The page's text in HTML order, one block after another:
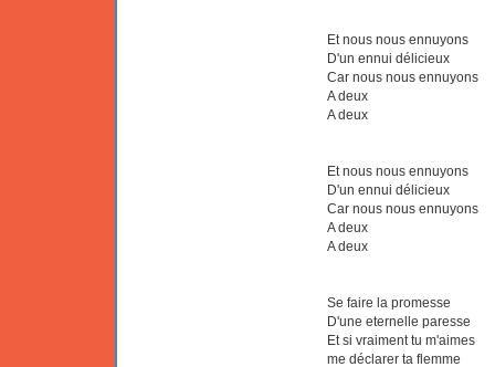
Et nous nous ennuyons
D'un ennui délicieux
Car nous nous ennuyons
A deux
A deux
Et nous nous ennuyons
D'un ennui délicieux
Car nous nous ennuyons
A deux
A deux
Se faire la promesse
D'une eternelle paresse
Et si vraiment tu m'aimes
me déclarer ta flemme